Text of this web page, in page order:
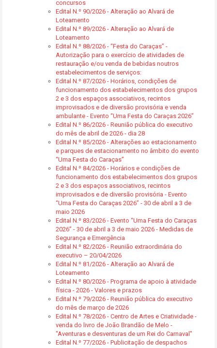
concursos
Edital N.º 90/2026 - Alteração ao Alvará de
Loteamento
Edital N.º 89/2026 - Alteração ao Alvará de
Loteamento
Edital N.º 88/2026 - “Festa do Caraças” -
Autorização para o exercício de atividades de
restauração e/ou venda de bebidas noutros
estabelecimentos de serviços:
Edital N.º 87/2026 - Horários, condições de
funcionamento dos estabelecimentos dos grupos
2 e 3 dos espaços associativos, recintos
improvisados e de diversão provisória e venda
ambulante - Evento “Uma Festa do Caraças 2026”
Edital N.º 86/2026 - Reunião pública do executivo
do mês de abril de 2026 - dia 28
Edital N.º 85/2026 - Alterações ao estacionamento
e parques de estacionamento no âmbito do evento
“Uma Festa do Caraças”
Edital N.º 84/2026 - Horários e condições de
funcionamento dos estabelecimentos dos grupos
2 e 3 dos espaços associativos, recintos
improvisados e de diversão provisória - Evento
“Uma Festa do Caraças 2026” - 30 de abril a 3 de
maio 2026
Edital N.º 83/2026 - Evento “Uma Festa do Caraças
2026” - 30 de abril a 3 de maio 2026 - Medidas de
Segurança e Emergência
Edital N.º 82/2026 - Reunião extraordinária do
executivo – 20/04/2026
Edital N.º 81/2026 - Alteração ao Alvará de
Loteamento
Edital N.º 80/2026 - Programa de apoio à atividade
física - 2026 - Valores e prazos
Edital N.º 79/2026 - Reunião pública do executivo
do mês de março de 2026
Edital N.º 78/2026 - Centro de Artes e Criatividade -
venda do livro de João Brandão de Melo -
"Aventuras e desventuras de um Rei do Carnaval"
Edital N.º 77/2026 - Publicitação de despachos